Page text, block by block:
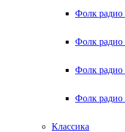
Фолк радио
Фолк радио
Фолк
Фолк
Классика